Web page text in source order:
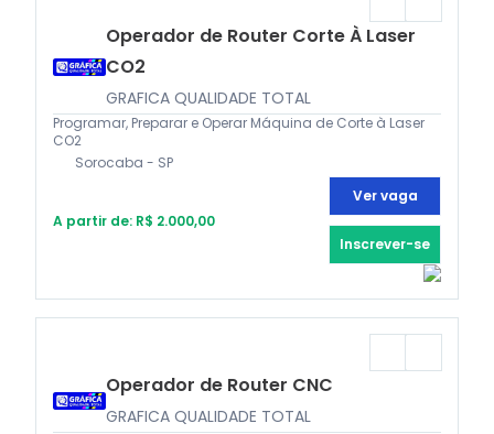
Operador de Router Corte À Laser
CO2
GRAFICA QUALIDADE TOTAL
Programar, Preparar e Operar Máquina de Corte à Laser
CO2
Sorocaba - SP
A partir de: R$ 2.000,00
Ver vaga
Inscrever-se
Operador de Router CNC
GRAFICA QUALIDADE TOTAL